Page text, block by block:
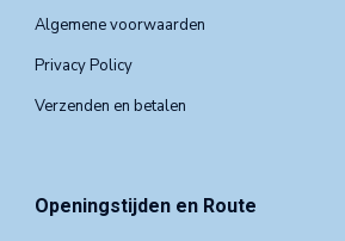
Algemene voorwaarden
Privacy Policy
Verzenden en betalen
Openingstijden en Route